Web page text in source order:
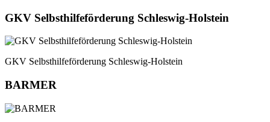
GKV Selbsthilfeförderung Schleswig-Holstein
GKV Selbsthilfeförderung Schleswig-Holstein
BARMER